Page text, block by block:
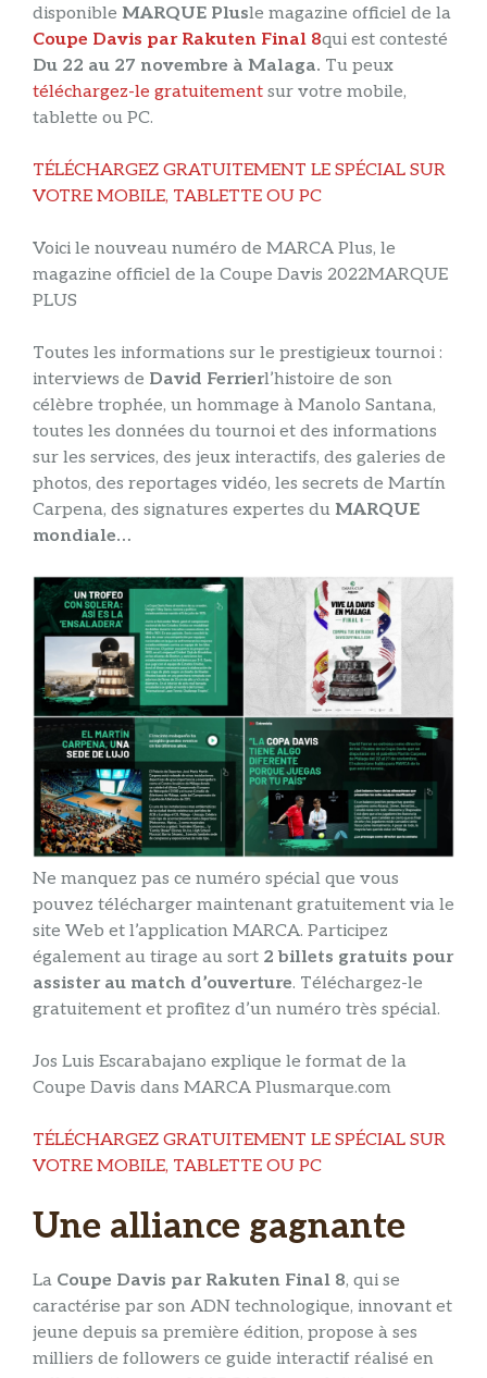
disponible MARQUE Plusle magazine officiel de la
Coupe Davis par Rakuten Final 8qui est contesté
Du 22 au 27 novembre à Malaga. Tu peux
téléchargez-le gratuitement sur votre mobile,
tablette ou PC.
TÉLÉCHARGEZ GRATUITEMENT LE SPÉCIAL SUR
VOTRE MOBILE, TABLETTE OU PC
Voici le nouveau numéro de MARCA Plus, le
magazine officiel de la Coupe Davis 2022MARQUE
PLUS
Toutes les informations sur le prestigieux tournoi :
interviews de David Ferrierl’histoire de son
célèbre trophée, un hommage à Manolo Santana,
toutes les données du tournoi et des informations
sur les services, des jeux interactifs, des galeries de
photos, des reportages vidéo, les secrets de Martín
Carpena, des signatures expertes du MARQUE
mondiale…
Ne manquez pas ce numéro spécial que vous
pouvez télécharger maintenant gratuitement via le
site Web et l’application MARCA. Participez
également au tirage au sort 2 billets gratuits pour
assister au match d’ouverture. Téléchargez-le
gratuitement et profitez d’un numéro très spécial.
Jos Luis Escarabajano explique le format de la
Coupe Davis dans MARCA Plusmarque.com
TÉLÉCHARGEZ GRATUITEMENT LE SPÉCIAL SUR
VOTRE MOBILE, TABLETTE OU PC
Une alliance gagnante
La Coupe Davis par Rakuten Final 8, qui se
caractérise par son ADN technologique, innovant et
jeune depuis sa première édition, propose à ses
milliers de followers ce guide interactif réalisé en